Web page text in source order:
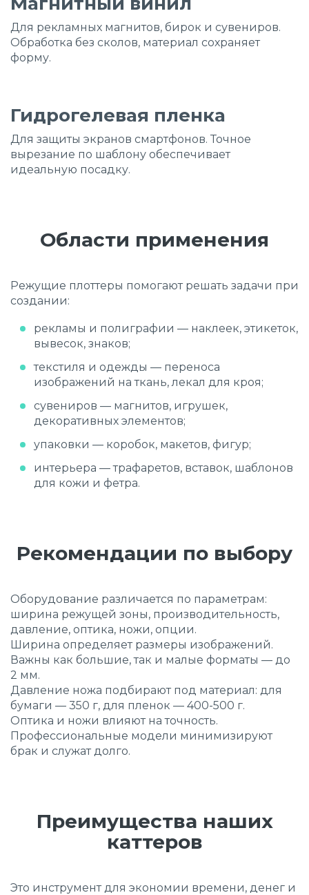
Для рекламных магнитов, бирок и сувениров.
Обработка без сколов, материал сохраняет
форму.
Гидрогелевая пленка
Для защиты экранов смартфонов. Точное
вырезание по шаблону обеспечивает
идеальную посадку.
Области применения
Режущие плоттеры помогают решать задачи при
создании:
рекламы и полиграфии — наклеек, этикеток,
вывесок, знаков;
текстиля и одежды — переноса
изображений на ткань, лекал для кроя;
сувениров — магнитов, игрушек,
декоративных элементов;
упаковки — коробок, макетов, фигур;
интерьера — трафаретов, вставок, шаблонов
для кожи и фетра.
Рекомендации по выбору
Оборудование различается по параметрам:
ширина режущей зоны, производительность,
давление, оптика, ножи, опции.
Ширина определяет размеры изображений.
Важны как большие, так и малые форматы — до
2 мм.
Давление ножа подбирают под материал: для
бумаги — 350 г, для пленок — 400-500 г.
Оптика и ножи влияют на точность.
Профессиональные модели минимизируют
брак и служат долго.
Преимущества наших
каттеров
Это инструмент для экономии времени, денег и